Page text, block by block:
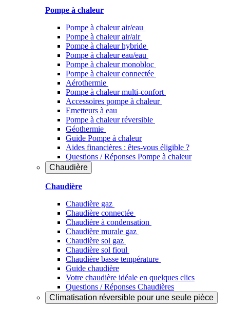
Pompe à chaleur
Pompe à chaleur air/eau
Pompe à chaleur air/air
Pompe à chaleur hybride
Pompe à chaleur​ eau/eau
Pompe à chaleur monobloc
Pompe à chaleur connectée
Aérothermie
Pompe à chaleur multi-confort
Accessoires pompe à chaleur
Emetteurs à eau
Pompe à chaleur réversible
Géothermie
Guide Pompe à chaleur
Aides financières : êtes-vous éligible ?
Questions / Réponses Pompe à chaleur
Chaudière
Chaudière
Chaudière gaz
Chaudière connectée
Chaudière à condensation
Chaudière murale gaz
Chaudière sol gaz
Chaudière sol fioul
Chaudière basse température
Guide chaudière
Votre chaudière idéale en quelques clics
Questions / Réponses Chaudières
Climatisation réversible pour une seule pièce